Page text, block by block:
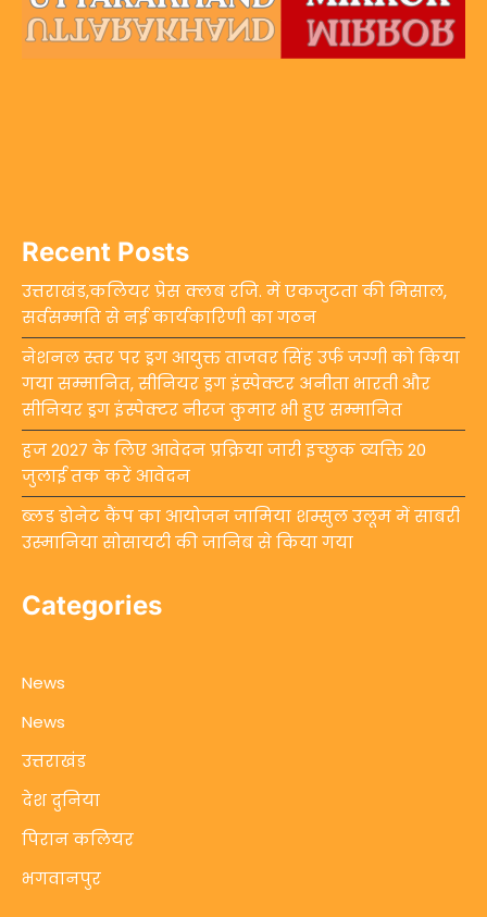
Recent Posts
उत्तराखंड,कलियर प्रेस क्लब रजि. में एकजुटता की मिसाल,
सर्वसम्मति से नई कार्यकारिणी का गठन
नेशनल स्तर पर ड्रग आयुक्त ताजवर सिंह उर्फ जग्गी को किया
गया सम्मानित, सीनियर ड्रग इंस्पेक्टर अनीता भारती और
सीनियर ड्रग इंस्पेक्टर नीरज कुमार भी हुए सम्मानित
हज 2027 के लिए आवेदन प्रक्रिया जारी इच्छुक व्यक्ति 20
जुलाई तक करें आवेदन
ब्लड डोनेट कैंप का आयोजन जामिया शम्सुल उलूम में साबरी
उस्मानिया सोसायटी की जानिब से किया गया
Categories
News
News
उत्तराखंड
देश दुनिया
पिरान कलियर
भगवानपुर